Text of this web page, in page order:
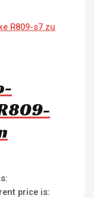
price is: